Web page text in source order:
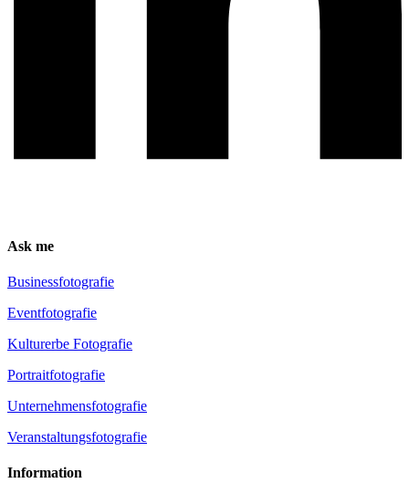
Ask me
Busi­ness­fo­to­gra­fie
Event­fo­to­gra­fie
Kul­tur­er­be Fotografie
Por­trait­fo­to­gra­fie
Unter­neh­mens­fo­to­gra­fie
Ver­an­stal­tungs­fo­to­gra­fie
Infor­ma­ti­on